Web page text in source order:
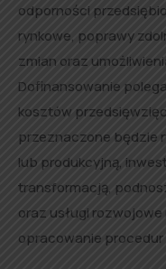
odporności
rynkowe, poprawy
zmian oraz
Dofinansowanie
kosztów
przeznaczone będzie
lub produkcyjną,
transformacją,
oraz usługi
opracowanie